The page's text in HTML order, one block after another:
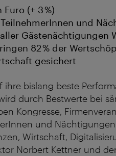
(+ 3 %)
und
Gästenächtigungen
82 % der
gesichert
bislang beste
durch Bestwerte bei
Kongresse,
und
Wirtschaft,
Norbert Kettner und